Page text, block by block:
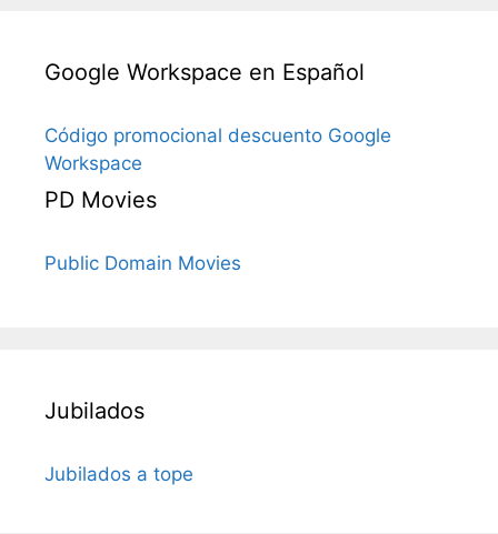
Google Workspace en Español
Código promocional descuento Google
Workspace
PD Movies
Public Domain Movies
Jubilados
Jubilados a tope